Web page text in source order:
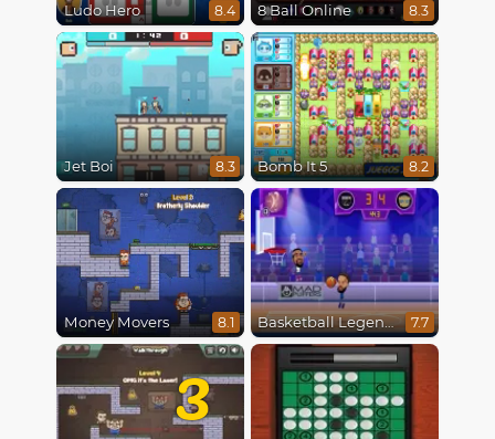
Ludo Hero 8.4 8 Ball Online 8.3
Jet Boi 8.3 Bomb It 5 8.2
Money Movers 8.1 Basketball Legends 2020 7.7
3